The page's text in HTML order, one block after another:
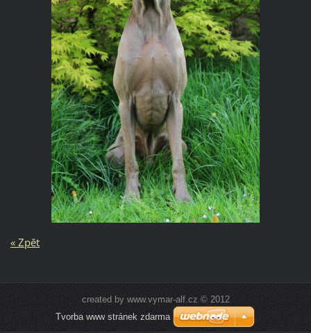
« Zpět
created by www.vymar-alf.cz © 2012
Tvorba www stránek zdarma